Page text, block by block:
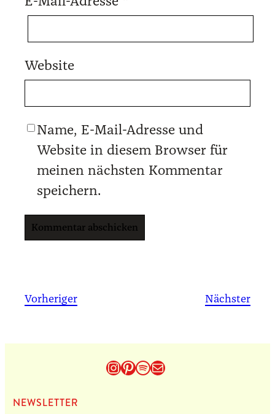
Website
Name, E-Mail-Adresse und
Website in diesem Browser für
meinen nächsten Kommentar
speichern.
Vorheriger Nächster
Instagram
Pinterest
Spotify
E-Mail
NEWS­LET­TER